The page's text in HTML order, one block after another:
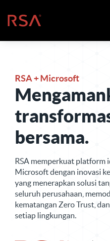
Beranda
RSA + Microsoft
bersama.
RSA memperkuat platform
Microsoft dengan inovasi
yang menerapkan solusi
seluruh perusahaan,
kematangan Zero Trust,
setiap lingkungan.